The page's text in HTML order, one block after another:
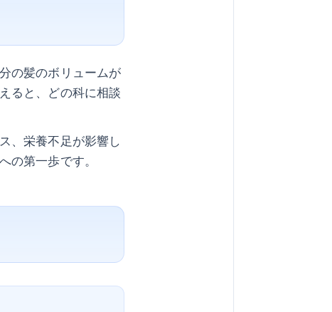
の髪のボリュームが
ると、どの科に相談
、栄養不足が影響し
の第一歩です。